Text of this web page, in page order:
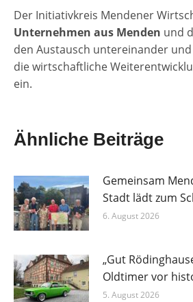
Der Initiativkreis Mendener
Unternehmen aus Menden und
den Austausch untereinander
die wirtschaftliche
ein.
Ähnliche Beiträge
Gemeinsam
Stadt lädt zum
6. August 2026
„Gut
Oldtimer vor
5. August 2026